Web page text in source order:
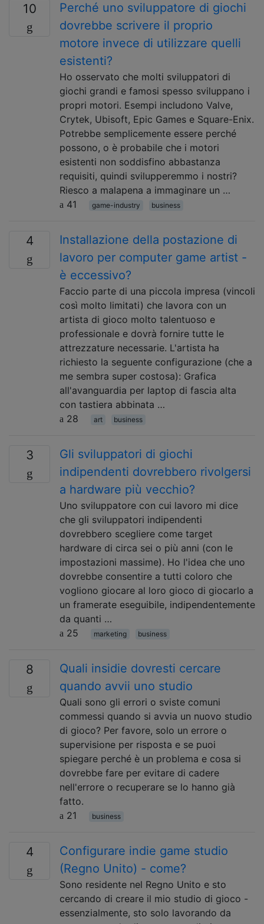
10
Perché uno sviluppatore di giochi
dovrebbe scrivere il proprio
motore invece di utilizzare quelli
esistenti?
Ho osservato che molti sviluppatori di
giochi grandi e famosi spesso sviluppano i
propri motori. Esempi includono Valve,
Crytek, Ubisoft, Epic Games e Square-Enix.
Potrebbe semplicemente essere perché
possono, o è probabile che i motori
esistenti non soddisfino abbastanza
requisiti, quindi svilupperemmo i nostri?
Riesco a malapena a immaginare un …
41
game-industry business
4
Installazione della postazione di
lavoro per computer game artist -
è eccessivo?
Faccio parte di una piccola impresa (vincoli
così molto limitati) che lavora con un
artista di gioco molto talentuoso e
professionale e dovrà fornire tutte le
attrezzature necessarie. L'artista ha
richiesto la seguente configurazione (che a
me sembra super costosa): Grafica
all'avanguardia per laptop di fascia alta
con tastiera abbinata …
28
art business
3
Gli sviluppatori di giochi
indipendenti dovrebbero rivolgersi
a hardware più vecchio?
Uno sviluppatore con cui lavoro mi dice
che gli sviluppatori indipendenti
dovrebbero scegliere come target
hardware di circa sei o più anni (con le
impostazioni massime). Ho l'idea che uno
dovrebbe consentire a tutti coloro che
vogliono giocare al loro gioco di giocarlo a
un framerate eseguibile, indipendentemente
da quanti …
25
marketing business
8
Quali insidie ​​dovresti cercare
quando avvii uno studio
Quali sono gli errori o sviste comuni
commessi quando si avvia un nuovo studio
di gioco? Per favore, solo un errore o
supervisione per risposta e se puoi
spiegare perché è un problema e cosa si
dovrebbe fare per evitare di cadere
nell'errore o recuperare se lo hanno già
fatto.
21
business
4
Configurare indie game studio
(Regno Unito) - come?
Sono residente nel Regno Unito e sto
cercando di creare il mio studio di gioco -
essenzialmente, sto solo lavorando da